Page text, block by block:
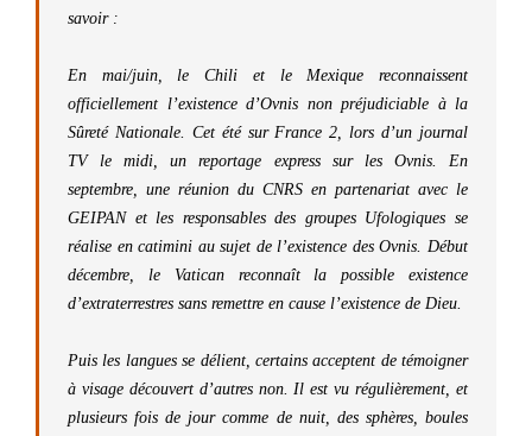
savoir :
En mai/juin, le Chili et le Mexique reconnaissent
officiellement l’existence d’Ovnis non préjudiciable à la
Sûreté Nationale. Cet été sur France 2, lors d’un journal
TV le midi, un reportage express sur les Ovnis. En
septembre, une réunion du CNRS en partenariat avec le
GEIPAN et les responsables des groupes Ufologiques se
réalise en catimini au sujet de l’existence des Ovnis. Début
décembre, le Vatican reconnaît la possible existence
d’extraterrestres sans remettre en cause l’existence de Dieu.
Puis les langues se délient, certains acceptent de témoigner
à visage découvert d’autres non. Il est vu régulièrement, et
plusieurs fois de jour comme de nuit, des sphères, boules